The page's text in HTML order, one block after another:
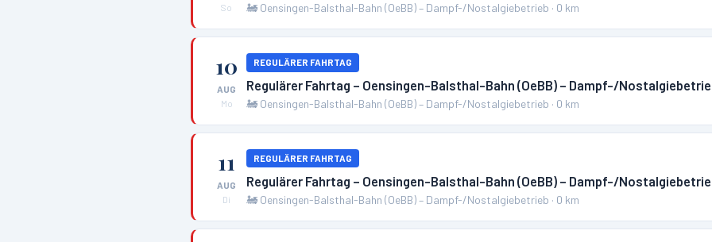
So
🚂 Oensingen-Balsthal-Bahn (OeBB) – Dampf-/Nostalgiebetrieb · 0 km
10
AUG
Mo
REGULÄRER FAHRTAG
Regulärer Fahrtag – Oensingen-Balsthal-Bahn (OeBB) – Dampf-/
🚂 Oensingen-Balsthal-Bahn (OeBB) – Dampf-/Nostalgiebetrieb · 0 km
11
AUG
Di
REGULÄRER FAHRTAG
Regulärer Fahrtag – Oensingen-Balsthal-Bahn (OeBB) – Dampf-/
🚂 Oensingen-Balsthal-Bahn (OeBB) – Dampf-/Nostalgiebetrieb · 0 km